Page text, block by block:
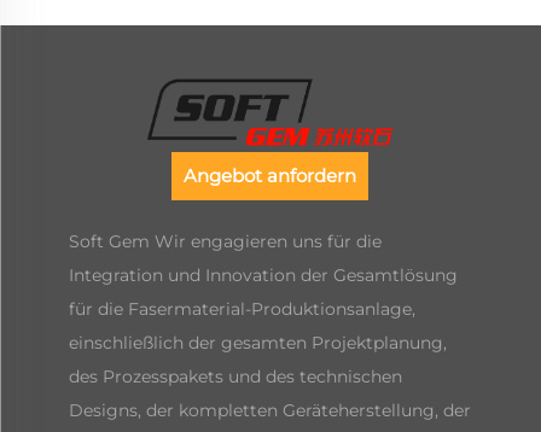
Angebot anfordern
Soft Gem Wir engagieren uns für die
Integration und Innovation der Gesamtlösung
für die Fasermaterial-Produktionsanlage,
einschließlich der gesamten Projektplanung,
des Prozesspakets und des technischen
Designs, der kompletten Geräteherstellung, der